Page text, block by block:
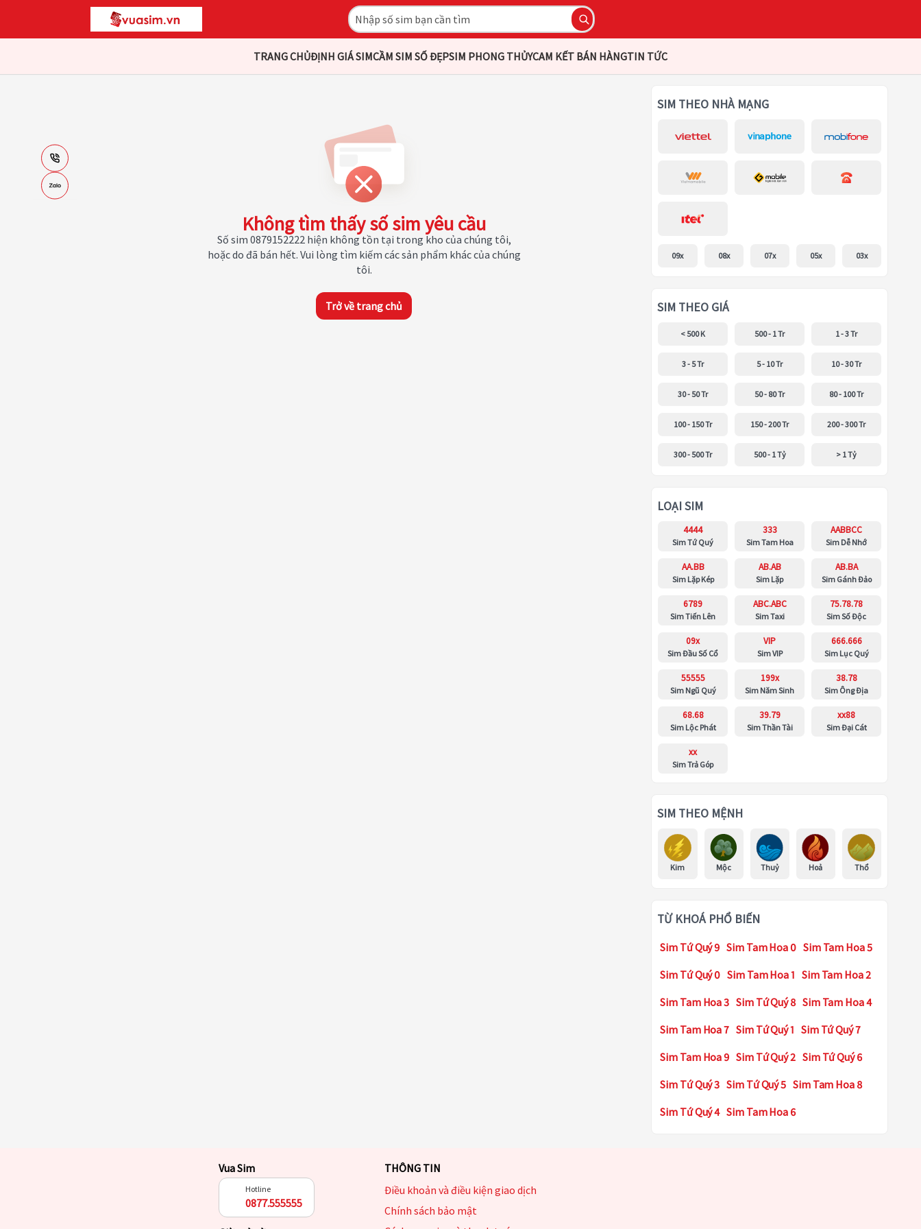
TRANG CHỦĐỊNH GIÁ SIMCẦM SIM SỐ ĐẸPSIM PHONG THỦYCAM KẾT BÁN HÀNGTIN TỨC
Không tìm thấy số sim yêu cầu
Số sim 0879152222 hiện không tồn tại trong kho của chúng tôi,
hoặc do đã bán hết. Vui lòng tìm kiếm các sản phẩm khác của chúng
tôi.
Trở về trang chủ
SIM THEO NHÀ MẠNG
09x 08x 07x 05x 03x
SIM THEO GIÁ
< 500 K 500 - 1 Tr 1 - 3 Tr
3 - 5 Tr 5 - 10 Tr 10 - 30 Tr
30 - 50 Tr 50 - 80 Tr 80 - 100 Tr
100 - 150 Tr 150 - 200 Tr 200 - 300 Tr
300 - 500 Tr 500 - 1 Tỷ > 1 Tỷ
LOẠI SIM
4444
Sim Tứ Quý
333
Sim Tam Hoa
AABBCC
Sim Dễ Nhớ
AA.BB
Sim Lặp Kép
AB.AB
Sim Lặp
AB.BA
Sim Gánh Đảo
6789
Sim Tiến Lên
ABC.ABC
Sim Taxi
75.78.78
Sim Số Độc
09x
Sim Đầu Số Cổ
VIP
Sim VIP
666.666
Sim Lục Quý
55555
Sim Ngũ Quý
199x
Sim Năm Sinh
38.78
Sim Ông Địa
68.68
Sim Lộc Phát
39.79
Sim Thần Tài
xx88
Sim Đại Cát
xx
Sim Trả Góp
SIM THEO MỆNH
Kim Mộc Thuỷ Hoả Thổ
TỪ KHOÁ PHỔ BIẾN
Sim Tứ Quý 9 Sim Tam Hoa 0 Sim Tam Hoa 5
Sim Tứ Quý 0 Sim Tam Hoa 1 Sim Tam Hoa 2
Sim Tam Hoa 3 Sim Tứ Quý 8 Sim Tam Hoa 4
Sim Tam Hoa 7 Sim Tứ Quý 1 Sim Tứ Quý 7
Sim Tam Hoa 9 Sim Tứ Quý 2 Sim Tứ Quý 6
Sim Tứ Quý 3 Sim Tứ Quý 5 Sim Tam Hoa 8
Sim Tứ Quý 4 Sim Tam Hoa 6
Vua Sim
Hotline
0877.555555
THÔNG TIN
Điều khoản và điều kiện giao dịch
Chính sách bảo mật